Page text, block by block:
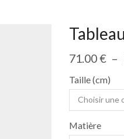
71.00€ –
Taille (cm)
Matière